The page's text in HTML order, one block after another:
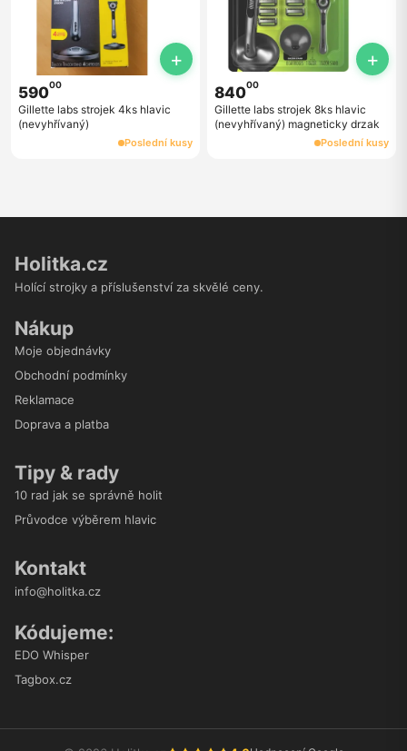
+
59000
Gillette labs strojek 4ks hlavic
(nevyhřívaný)
Poslední kusy
+
84000
Gillette labs strojek 8ks hlavic
(nevyhřívaný) magneticky drzak
Poslední kusy
Holitka.cz
Holící strojky a příslušenství za skvělé ceny.
Nákup
Moje objednávky
Obchodní podmínky
Reklamace
Doprava a platba
Tipy & rady
10 rad jak se správně holit
Průvodce výběrem hlavic
Kontakt
info@holitka.cz
Kódujeme:
EDO Whisper
Tagbox.cz